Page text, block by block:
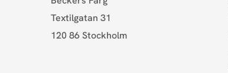
Textilgatan 31
120 86 Stockholm